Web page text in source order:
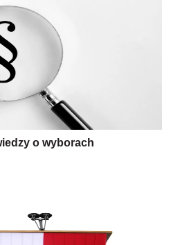
o wyborach